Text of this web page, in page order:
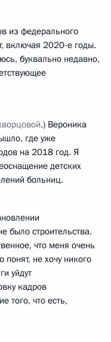
из федерального
включая 2020-е годы.
буквально недавно,
.) Вероника
где уже
на 2018 год. Я
детских
больниц.
было строительства.
что меня очень
понят, не хочу никого
уйдут
кадров
того, что есть,